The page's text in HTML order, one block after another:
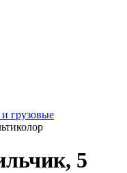
грузовые
5